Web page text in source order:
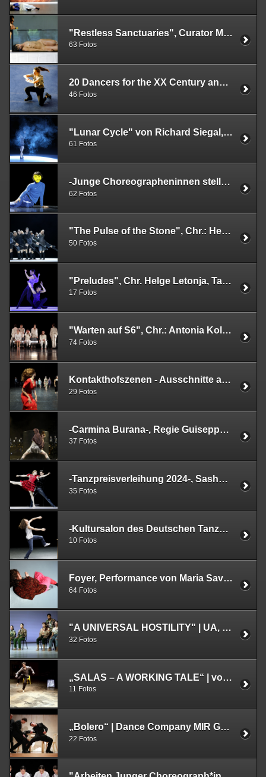
"Restless Sanctuaries", Curator Miles Greenberg, Studierende der Folkwang Universität der Künste, 13.,14.und 15. Mai 2025, SANAA - Gebäude, Zollverein, Essen
63 Fotos
20 Dancers for the XX Century and even more, Konzepte Boris Charmatz, Tanztheater WuppertalTerrain, 25.04.2025, Opernhaus Wuppertal
46 Fotos
"Lunar Cycle" von Richard Siegal, Museum Folkwang, Essen, 13.+14.+22.+29.März +5.April 2025
61 Fotos
-Junge Choreographeninnen stellen neue Stücke vor-, 26.02.2025, Folkwang Universität der Künste
62 Fotos
"The Pulse of the Stone", Chr.: Helge Letonja, Tanzensemble des Pfalztheaters, 29.01.2025, Uraufführung, Kaiserslautern
50 Fotos
"Preludes", Chr. Helge Letonja, Tanzensemble des Pfalztheaters, 29.01.2025, Kaiserslautern
17 Fotos
"Warten auf S6", Chr.: Antonia Koluiartseva, Folkwang Tanzstudio, Essen, 10.12.2024
74 Fotos
Kontakthofszenen - Ausschnitte aus Kontakthof von Pina Bausch. Einstudierung Lutz Förster Studierende der Folkwang Uni, Essen, 31.10.2024
29 Fotos
-Carmina Burana-, Regie Guiseppe Spota, Chr Alessio Monforte, Musiktheater im Revier, Gelsenkirchen, 17.10.2024
37 Fotos
-Tanzpreisverleihung 2024-, Sasha Waltz, Dieter Heitkamp, explore dance, 12.10.2024, Aalto Theater
35 Fotos
-Kultursalon des Deutschen Tanzpreises 2024-, 11.10.2024, PACT Zollverein
10 Fotos
Foyer, Performance von Maria Savva, Marie-Lena Kaiser, Lucas Lopes Pereira, Folkwang Universität der Künste,09.10.2024, Tanzwoche Essen, in der Galerie Spitzbart & Bracke
64 Fotos
"A UNIVERSAL HOSTILITY" | UA, Chr: Carla Jordao | Folkwang Tanzstudio Essen
32 Fotos
„SALAS – A WORKING TALE“ | von Darko Radosavljev | UA: 03.05.2024 | Tanzhaus NRW, Düsseldorf" now contains 11 photos
11 Fotos
„Bolero“ | Dance Company MIR Gelsenkirchen | 28.03.2024 | Musiktheater im Revier | Gelsenkirchen
22 Fotos